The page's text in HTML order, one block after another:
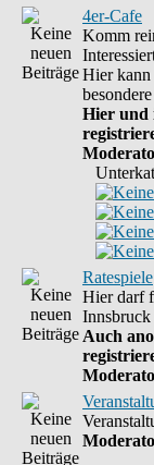
4er-Cafe
Komm
Hier kann
Hier und
Ratespiele
Hier darf
Innsbruck
Auch